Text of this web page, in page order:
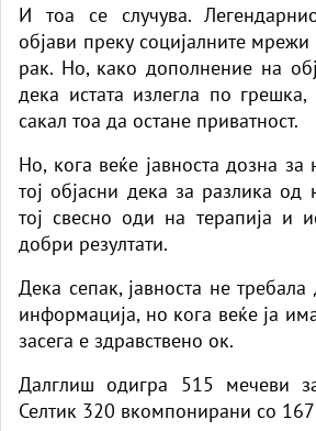
И тоа се случува.
објави преку социјалните
рак. Но, како дополнение на
дека истата излегла по
сакал тоа да остане приватност.
Но, кога веќе јавноста дозна за
тој објасни дека за разлика од
тој свесно оди на терапија и
добри резултати.
Дека сепак, јавноста не
информација, но кога веќе ја
засега е здравствено ок.
Далглиш одигра 515 мечеви
Селтик 320 вкомпонирани со 167